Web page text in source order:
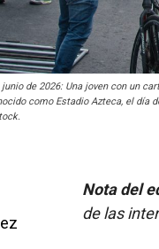
junio de 2026: Una joven con un
como Estadio Azteca, el día
Nota del
de las